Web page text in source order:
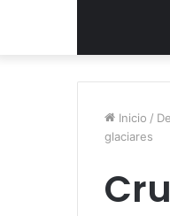
Inicio /
glaciares